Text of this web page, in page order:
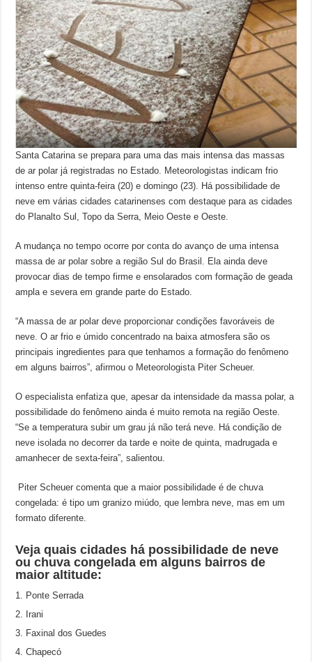
Santa Catarina se prepara para uma das mais intensa das massas
de ar polar já registradas no Estado. Meteorologistas indicam frio
intenso entre quinta-feira (20) e domingo (23). Há possibilidade de
neve em várias cidades catarinenses com destaque para as cidades
do Planalto Sul, Topo da Serra, Meio Oeste e Oeste.
A mudança no tempo ocorre por conta do avanço de uma intensa
massa de ar polar sobre a região Sul do Brasil. Ela ainda deve
provocar dias de tempo firme e ensolarados com formação de geada
ampla e severa em grande parte do Estado.
“A massa de ar polar deve proporcionar condições favoráveis de
neve. O ar frio e úmido concentrado na baixa atmosfera são os
principais ingredientes para que tenhamos a formação do fenômeno
em alguns bairros”, afirmou o Meteorologista Piter Scheuer.
O especialista enfatiza que, apesar da intensidade da massa polar, a
possibilidade do fenômeno ainda é muito remota na região Oeste.
“Se a temperatura subir um grau já não terá neve. Há condição de
neve isolada no decorrer da tarde e noite de quinta, madrugada e
amanhecer de sexta-feira”, salientou.
Piter Scheuer comenta que a maior possibilidade é de chuva
congelada: é tipo um granizo miúdo, que lembra neve, mas em um
formato diferente.
Veja quais cidades há possibilidade de neve
ou chuva congelada em alguns bairros de
maior altitude:
Ponte Serrada
Irani
Faxinal dos Guedes
Chapecó